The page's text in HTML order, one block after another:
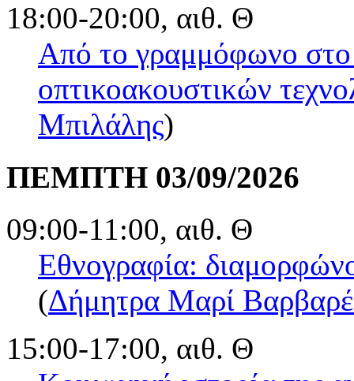
18:00-20:00, αιθ. Θ
Από το γραμμόφωνο
οπτικοακουστικών
Μπιλάλης)
ΠΕΜΠΤΗ 03/09/2026
09:00-11:00, αιθ. Θ
Εθνογραφία:
(Δήμητρα Μαρί
15:00-17:00, αιθ. Θ